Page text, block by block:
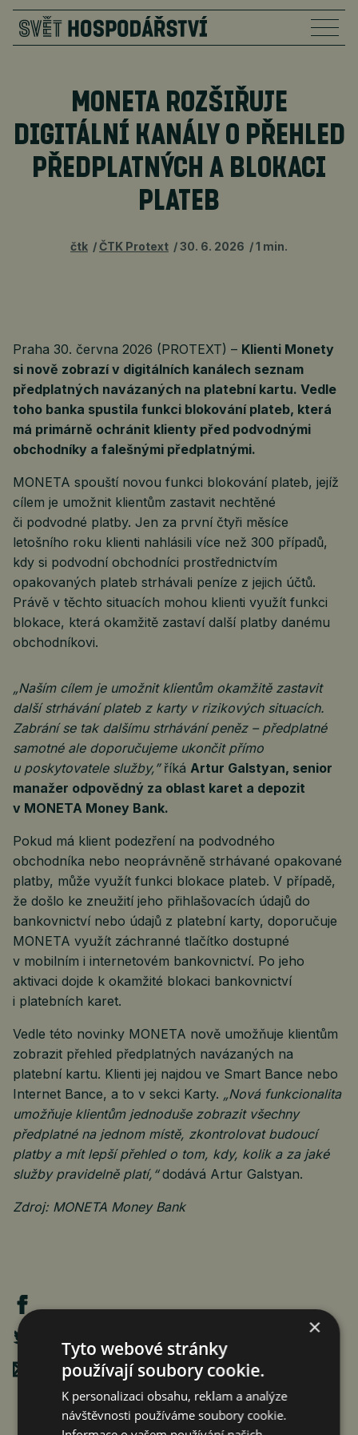
MONETA ROZŠIŘUJE
DIGITÁLNÍ KANÁLY O PŘEHLED
PŘEDPLATNÝCH A BLOKACI
PLATEB
čtk ČTK Protext 30. 6. 2026 1 min.
Praha 30. června 2026 (PROTEXT) – Klienti Monety
si nově zobrazí v digitálních kanálech seznam
předplatných navázaných na platební kartu. Vedle
toho banka spustila funkci blokování plateb, která
má primárně ochránit klienty před podvodnými
obchodníky a falešnými předplatnými.
MONETA spouští novou funkci blokování plateb, jejíž
cílem je umožnit klientům zastavit nechtěné
či podvodné platby. Jen za první čtyři měsíce
letošního roku klienti nahlásili více než 300 případů,
kdy si podvodní obchodníci prostřednictvím
opakovaných plateb strhávali peníze z jejich účtů.
Právě v těchto situacích mohou klienti využít funkci
blokace, která okamžitě zastaví další platby danému
obchodníkovi.
„Naším cílem je umožnit klientům okamžitě zastavit
další strhávání plateb z karty v rizikových situacích.
Zabrání se tak dalšímu strhávání peněz – předplatné
samotné ale doporučujeme ukončit přímo
u poskytovatele služby,” říká Artur Galstyan, senior
manažer odpovědný za oblast karet a depozit
v MONETA Money Bank.
Pokud má klient podezření na podvodného
obchodníka nebo neoprávněně strhávané opakované
platby, může využít funkci blokace plateb. V případě,
že došlo ke zneužití jeho přihlašovacích údajů do
bankovnictví nebo údajů z platební karty, doporučuje
MONETA využít záchranné tlačítko dostupné
v mobilním i internetovém bankovnictví. Po jeho
aktivaci dojde k okamžité blokaci bankovnictví
i platebních karet.
Vedle této novinky MONETA nově umožňuje klientům
zobrazit přehled předplatných navázaných na
platební kartu. Klienti jej najdou ve Smart Bance nebo
Internet Bance, a to v sekci Karty. „Nová funkcionalita
umožňuje klientům jednoduše zobrazit všechny
předplatné na jednom místě, zkontrolovat budoucí
platby a mít lepší přehled o tom, kdy, kolik a za jaké
služby pravidelně platí,“dodává Artur Galstyan.
Zdroj: MONETA Money Bank
Poslat mailem
×
Tyto webové stránky
používají soubory cookie.
K personalizaci obsahu, reklam a analýze
návštěvnosti používáme soubory cookie.